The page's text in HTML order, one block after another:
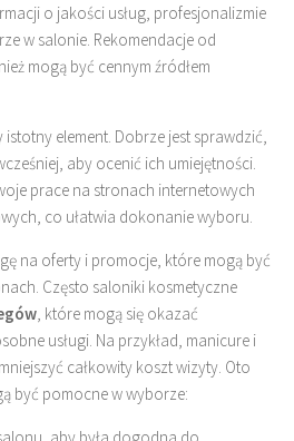
o jakości usług, profesjonalizmie
w salonie. Rekomendacje od
mogą być cennym źródłem
element. Dobrze jest sprawdzić,
aby ocenić ich umiejętności.
prace na stronach internetowych
co ułatwia dokonanie wyboru.
na oferty i promocje, które mogą być
Często saloniki kosmetyczne
, które mogą się okazać
usługi. Na przykład, manicure i
całkowity koszt wizyty. Oto
być pomocne w wyborze:
aby była dogodna do